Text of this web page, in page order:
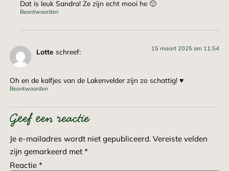
Dat is leuk Sandra! Ze zijn echt mooi he 🙂
Beantwoorden
Lotte schreef: 15 maart 2025 om 11:54
Oh en de kalfjes van de Lakenvelder zijn zo schattig! ♥️
Beantwoorden
Geef een reactie
Je e-mailadres wordt niet gepubliceerd. Vereiste velden
zijn gemarkeerd met*
Reactie*